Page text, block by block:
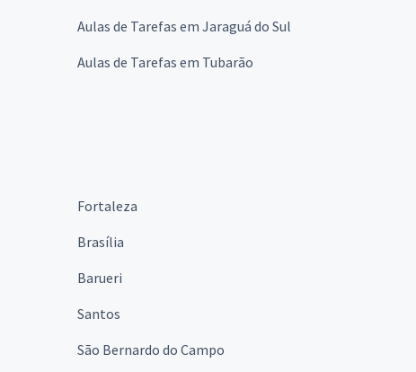
Aulas de Tarefas em Jaraguá do Sul
Aulas de Tarefas em Tubarão
Fortaleza
Brasília
Barueri
Santos
São Bernardo do Campo